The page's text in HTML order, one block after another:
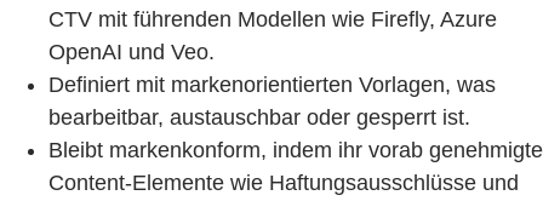
CTV mit führenden Modellen wie Firefly, Azure
OpenAI und Veo.
Definiert mit markenorientierten Vorlagen, was
bearbeitbar, austauschbar oder gesperrt ist.
Bleibt markenkonform, indem ihr vorab genehmigte
Content-Elemente wie Haftungsausschlüsse und